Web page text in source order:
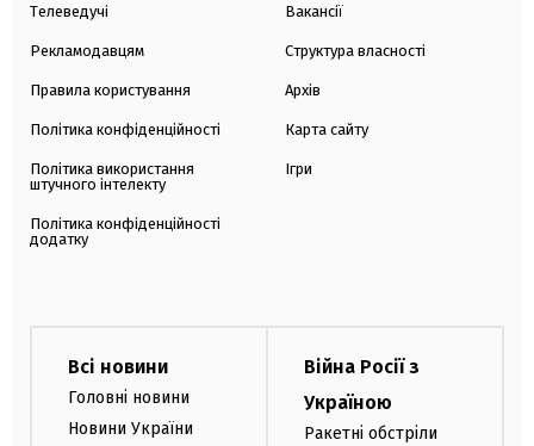
Телеведучі
Рекламодавцям
Правила користування
Політика конфіденційності
Політика використання
штучного інтелекту
Політика конфіденційності
додатку
Вакансії
Структура власності
Архів
Карта сайту
Ігри
Всі новини
Головні новини
Новини України
Війна Росії з
Україною
Ракетні обстріли